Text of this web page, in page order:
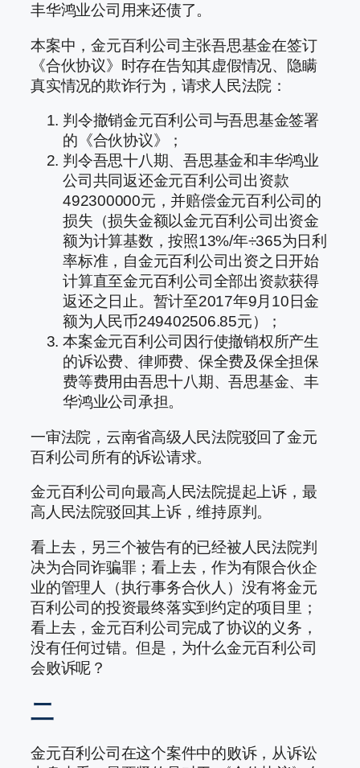
丰华鸿业公司用来还债了。
本案中，金元百利公司主张吾思基金在签订
《合伙协议》时存在告知其虚假情况、隐瞒
真实情况的欺诈行为，请求人民法院：
判令撤销金元百利公司与吾思基金签署
的《合伙协议》；
判令吾思十八期、吾思基金和丰华鸿业
公司共同返还金元百利公司出资款
492300000元，并赔偿金元百利公司的
损失（损失金额以金元百利公司出资金
额为计算基数，按照13%/年÷365为日利
率标准，自金元百利公司出资之日开始
计算直至金元百利公司全部出资款获得
返还之日止。暂计至2017年9月10日金
额为人民币249402506.85元）；
本案金元百利公司因行使撤销权所产生
的诉讼费、律师费、保全费及保全担保
费等费用由吾思十八期、吾思基金、丰
华鸿业公司承担。
一审法院，云南省高级人民法院驳回了金元
百利公司所有的诉讼请求。
金元百利公司向最高人民法院提起上诉，最
高人民法院驳回其上诉，维持原判。
看上去，另三个被告有的已经被人民法院判
决为合同诈骗罪；看上去，作为有限合伙企
业的管理人（执行事务合伙人）没有将金元
百利公司的投资最终落实到约定的项目里；
看上去，金元百利公司完成了协议的义务，
没有任何过错。但是，为什么金元百利公司
会败诉呢？
二
金元百利公司在这个案件中的败诉，从诉讼